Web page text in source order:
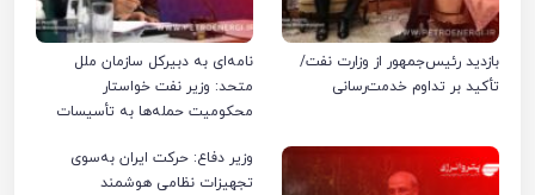
بازدید رئیس‌جمهور از وزارت نفت/
تأکید بر تداوم خدمت‌رسانی
نامه‌ای به دبیرکل سازمان ملل
متحد: وزیر نفت خواستار
محکومیت حمله‌ها به تأسیسات
وزیر دفاع: حرکت ایران به‌سوی
تجهیزات نظامی هوشمند